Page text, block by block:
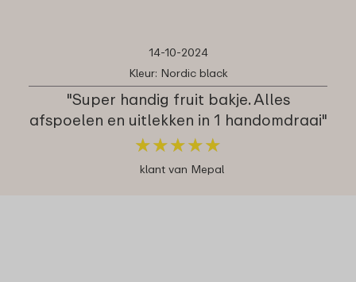
14-10-2024
Kleur: Nordic black
"Super handig fruit bakje. Alles
afspoelen en uitlekken in 1 handomdraai"
★★★★★
★★★★★
klant van Mepal